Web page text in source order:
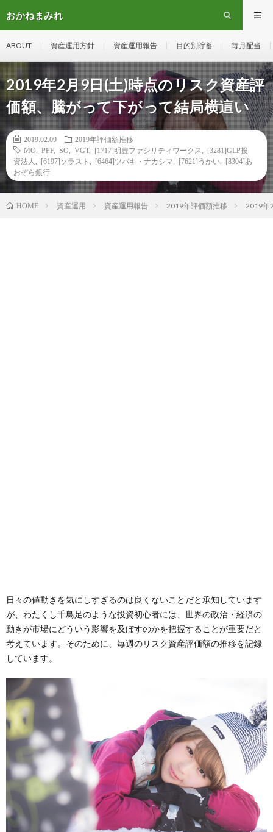
おかねまみれ
ABOUT 資産運用方針 資産運用報告 目的別貯蓄 毎月配当
2019年2月9日(土)時点のリスク資産評
価額、騰がって下がって結局横這い
2019.02.09
2019年評価額推移
MO
PFF, SO VGT, [1717]明豊ファシリティワークス
[3281]GLP投
資法人
[6197]ソラスト [6464]ツバキ・ナカシマ [7621]うかい
[8304]あ
おぞら銀行
HOME 資産運用 資産運用報告 2019年評価額推移 2019年
日々の値動きを気にしすぎるのは良くないことだと承知しています
が、わたくし千鳥足のような投資初心者には、世界の政治・経済の
動きが市場にどういう影響を及ぼすのかを把握することが重要だと
考えています。そのために、毎週のリスク資産評価額の推移を記録
しています。